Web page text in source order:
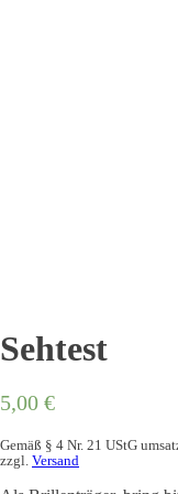
Sehtest
5,00 €
Gemäß § 4 Nr. 21 UStG
zzgl. Versand